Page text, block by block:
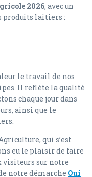
2026, avec un
produits laitiers :
le travail de nos
Il reflète la qualité
chaque jour dans
ainsi que le
qui s’est
eu le plaisir de faire
visiteurs sur notre
notre démarche Oui